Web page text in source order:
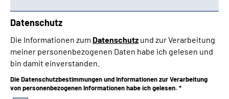
Datenschutz
Die Informationen zum Datenschutz und zur Verarbeitung
meiner personenbezogenen Daten habe ich gelesen und
bin damit einverstanden.
Die Datenschutzbestimmungen und Informationen zur Verarbeitung
von personenbezogenen Informationen habe ich gelesen. *